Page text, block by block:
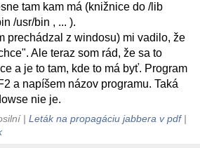
tam kam má (knižnice do /lib
/usr/bin , ... ).
prechádzal z windosu) mi vadilo, že
Ale teraz som rád, že sa to
a je to tam, kde to má byť. Program
a napíšem názov programu. Taká
nie je.
|Leták na propagáciu jabbera v pdf|